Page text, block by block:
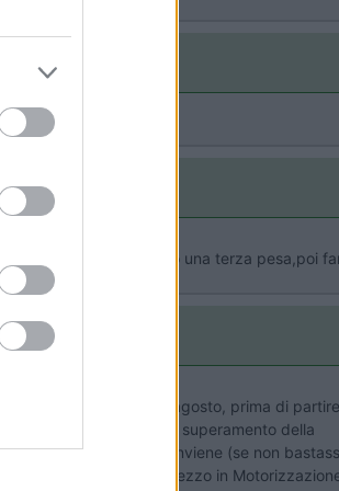
quello... Adesso cerco una terza pesa,poi
in un mulino ad agosto, prima di
- per il momento, per i superamento della
revisione, quindi conviene (se non
si deve portare il mezzo in